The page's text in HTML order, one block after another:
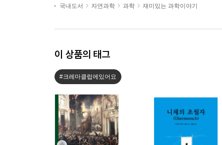
국내도서
자연과학 과학 재미있는 과학이야기
이 상품의 태그
#크레마클럽에있어요